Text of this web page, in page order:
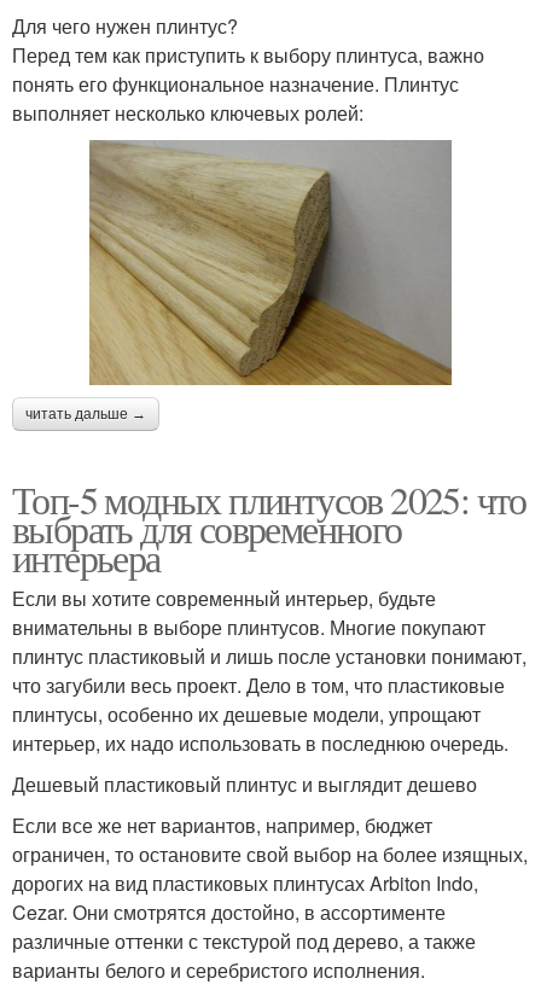
Для чего нужен плинтус?
Перед тем как приступить к выбору плинтуса, важно
понять его функциональное назначение. Плинтус
выполняет несколько ключевых ролей:
читать дальше →
Топ-5 модных плинтусов 2025: что
выбрать для современного
интерьера
Если вы хотите современный интерьер, будьте
внимательны в выборе плинтусов. Многие покупают
плинтус пластиковый и лишь после установки понимают,
что загубили весь проект. Дело в том, что пластиковые
плинтусы, особенно их дешевые модели, упрощают
интерьер, их надо использовать в последнюю очередь.
Дешевый пластиковый плинтус и выглядит дешево
Если все же нет вариантов, например, бюджет
ограничен, то остановите свой выбор на более изящных,
дорогих на вид пластиковых плинтусах Arbiton Indo,
Cezar. Они смотрятся достойно, в ассортименте
различные оттенки с текстурой под дерево, а также
варианты белого и серебристого исполнения.